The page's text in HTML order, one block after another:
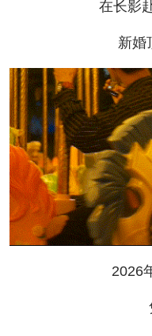
在长影赴
新婚顶
2026年
凭